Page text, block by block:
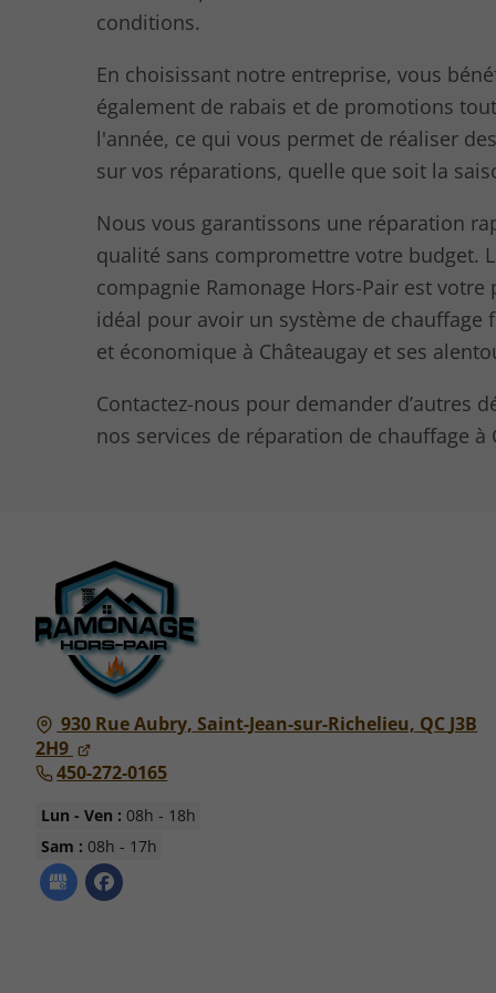
conditions.
En choisissant notre entreprise, vous
également de rabais et de promotions
l'année, ce qui vous permet de réaliser
sur vos réparations, quelle que soit la
Nous vous garantissons une réparation
qualité sans compromettre votre budget.
compagnie Ramonage Hors-Pair est votre
idéal pour avoir un système de chauffage
et économique à Châteaugay et ses
Contactez-nous pour demander d’autres
nos services de réparation de chauffage à
930 Rue Aubry, Saint-Jean-sur-Richelieu, QC J3B
2H9
450-272-0165
Lun - Ven : 08h - 18h
Sam : 08h - 17h